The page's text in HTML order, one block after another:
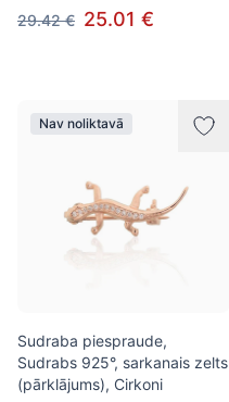
29.42 € 25.01 €
Nav noliktavā
Sudraba piespraude,
Sudrabs 925°, sarkanais zelts
(pārklājums), Cirkoni